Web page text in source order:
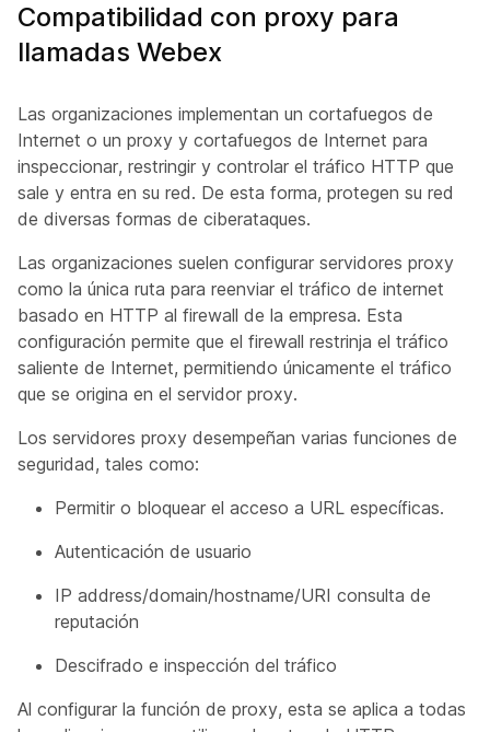
Compatibilidad con proxy para
llamadas Webex
Las organizaciones implementan un cortafuegos de
Internet o un proxy y cortafuegos de Internet para
inspeccionar, restringir y controlar el tráfico HTTP que
sale y entra en su red. De esta forma, protegen su red
de diversas formas de ciberataques.
Las organizaciones suelen configurar servidores proxy
como la única ruta para reenviar el tráfico de internet
basado en HTTP al firewall de la empresa. Esta
configuración permite que el firewall restrinja el tráfico
saliente de Internet, permitiendo únicamente el tráfico
que se origina en el servidor proxy.
Los servidores proxy desempeñan varias funciones de
seguridad, tales como:
Permitir o bloquear el acceso a URL específicas.
Autenticación de usuario
IP address/domain/hostname/URI consulta de
reputación
Descifrado e inspección del tráfico
Al configurar la función de proxy, esta se aplica a todas